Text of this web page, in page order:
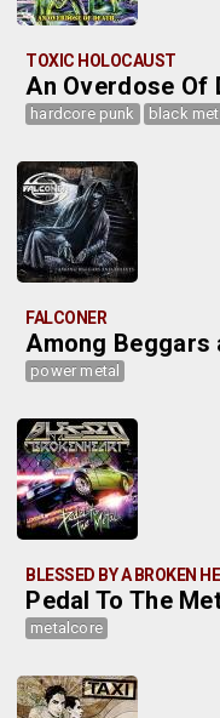
TOXIC HOLOCAUST
An Overdose Of
hardcore punk black
FALCONER
Among Beggars
power metal
BLESSED BY A BROKEN
Pedal To The
metalcore